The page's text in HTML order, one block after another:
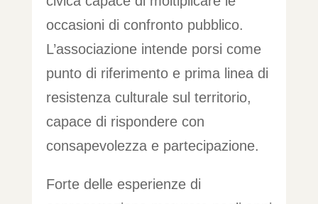
occasioni di confronto pubblico.
L’associazione intende porsi come
punto di riferimento e prima linea di
resistenza culturale sul territorio,
capace di rispondere con
consapevolezza e partecipazione.
Forte delle esperienze di